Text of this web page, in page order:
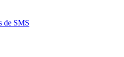
de SMS